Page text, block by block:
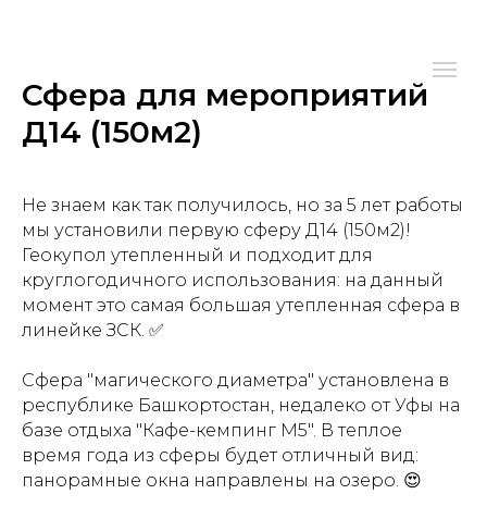
Сфера для мероприятий
Д14 (150м2)
Не знаем как так получилось, но за 5 лет работы
мы установили первую сферу Д14 (150м2)!
Геокупол утепленный и подходит для
круглогодичного использования: на данный
момент это самая большая утепленная сфера в
линейке ЗСК. ✅
Сфера "магического диаметра" установлена в
республике Башкортостан, недалеко от Уфы на
базе отдыха "Кафе-кемпинг М5". В теплое
время года из сферы будет отличный вид:
панорамные окна направлены на озеро. 😍